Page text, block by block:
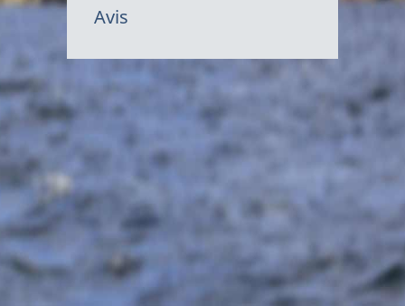
Avis
Canada